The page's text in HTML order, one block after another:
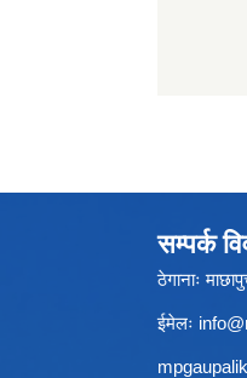
सम्पर्क
ठेगानाः
ईमेलः